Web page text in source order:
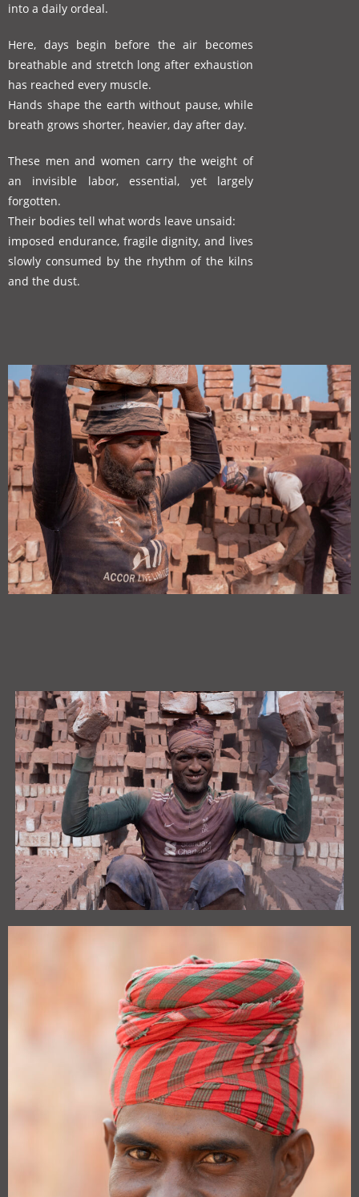
into a daily ordeal.
Here, days begin before the air becomes
breathable and stretch long after exhaustion
has reached every muscle.
Hands shape the earth without pause, while
breath grows shorter, heavier, day after day.
These men and women carry the weight of
an invisible labor,essential, yet largely
forgotten.
Their bodies tell what words leave unsaid:
imposed endurance, fragile dignity,and lives
slowly consumed by the rhythm of the kilns
and the dust.